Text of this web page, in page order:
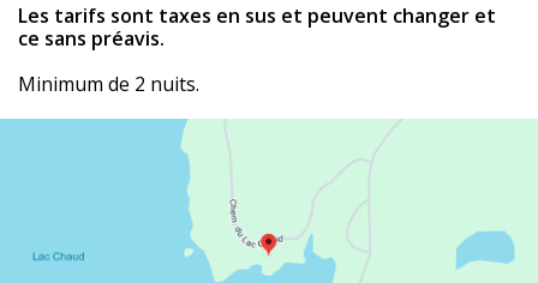
Les tarifs sont taxes en sus et peuvent changer et
ce sans préavis.
Minimum de 2 nuits.